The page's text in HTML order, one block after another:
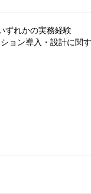
ずれかの実務経験
ョン導入・設計に関